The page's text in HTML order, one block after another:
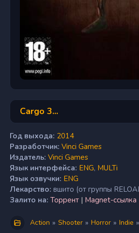
Cargo 3...
Год выхода: 2014
Разработчик: Vinci Games
Издатель: Vinci Games
Язык интерфейса: ENG, MULTi
Язык озвучки: ENG
Лекарство: вшито (от группы
Залито на: Торрент | Magnet-ссылка
Action » Shooter » Horror » Indie »